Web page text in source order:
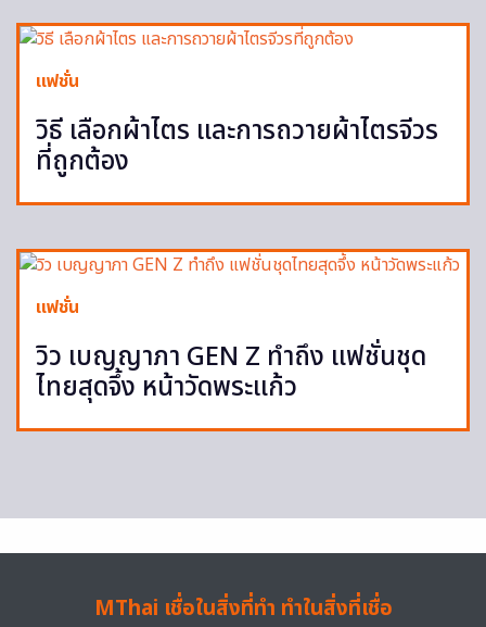
แฟชั่น
วิธี เลือกผ้าไตร และการถวายผ้าไตรจีวร
ที่ถูกต้อง
แฟชั่น
วิว เบญญาภา GEN Z ทำถึง แฟชั่นชุด
ไทยสุดจึ้ง หน้าวัดพระแก้ว
MThai เชื่อในสิ่งที่ทำ ทำในสิ่งที่เชื่อ